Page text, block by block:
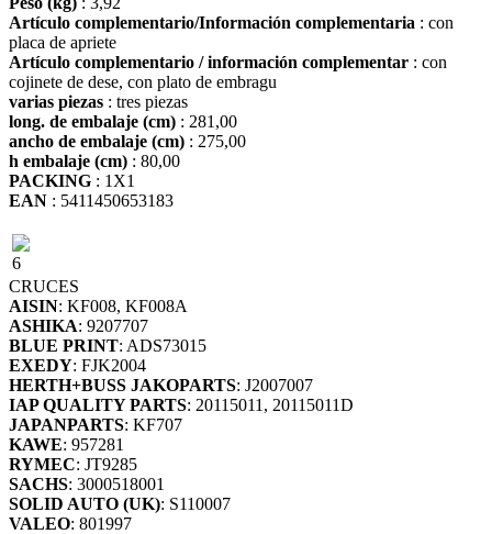
Artículo complementario/Información complementaria : con
placa de apriete
Artículo complementario / información complementar : con
cojinete de dese, con plato de embragu
varias piezas : tres piezas
long. de embalaje (cm) : 281,00
ancho de embalaje (cm) : 275,00
h embalaje (cm) : 80,00
PACKING : 1X1
EAN : 5411450653183
6
CRUCES
AISIN: KF008, KF008A
ASHIKA: 9207707
BLUE PRINT: ADS73015
EXEDY: FJK2004
HERTH+BUSS JAKOPARTS: J2007007
IAP QUALITY PARTS: 20115011, 20115011D
JAPANPARTS: KF707
KAWE: 957281
RYMEC: JT9285
SACHS: 3000518001
SOLID AUTO (UK): S110007
VALEO: 801997